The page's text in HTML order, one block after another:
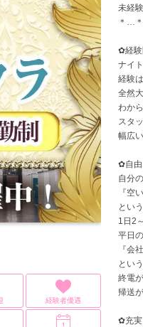
経験者優遇
未経
＊…
✿経
ナイ
経験
全然
わか
スタ
幅広
✿自
自分
『空
とい
1日2
平日
『会
とい
終電
帰送
✿充